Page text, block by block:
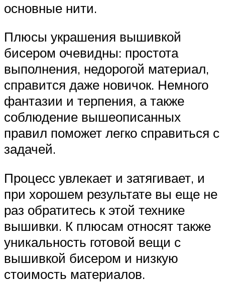
основные нити.
Плюсы украшения вышивкой
бисером очевидны: простота
выполнения, недорогой материал,
справится даже новичок. Немного
фантазии и терпения, а также
соблюдение вышеописанных
правил поможет легко справиться с
задачей.
Процесс увлекает и затягивает, и
при хорошем результате вы еще не
раз обратитесь к этой технике
вышивки. К плюсам относят также
уникальность готовой вещи с
вышивкой бисером и низкую
стоимость материалов.